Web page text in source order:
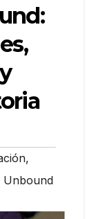
,
Unbound